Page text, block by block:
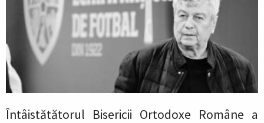
Întâistătătorul Bisericii Ortodoxe Române a